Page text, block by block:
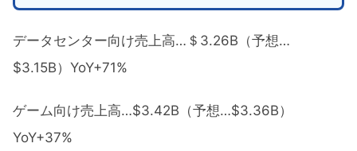
データセンター向け売上高…＄3.26B（予想…
$3.15B）YoY+71%
ゲーム向け売上高…$3.42B（予想…$3.36B）
YoY+37%